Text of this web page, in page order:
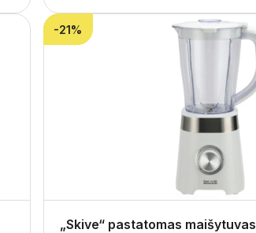
-21%
„Skive“ pastatomas maišytuvas